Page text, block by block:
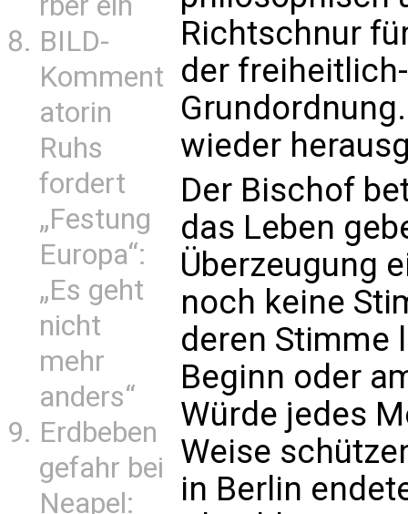
BILD-
Komment
atorin
Ruhs
fordert
„Festung
Europa“:
„Es geht
nicht
mehr
anders“
Erdbeben
gefahr bei
Neapel:
Richtschnur
der
wieder
Der Bischof
das Leben
Überzeugung
noch keine
deren Stimme
Beginn oder
Würde jedes
Weise
in Berlin